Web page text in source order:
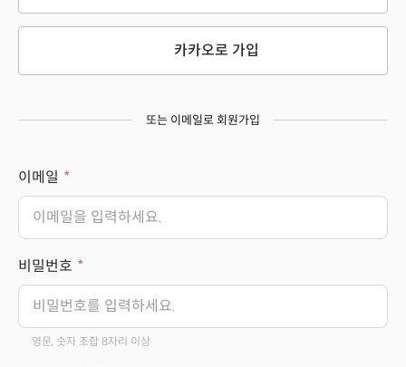
카카오로 가입
또는 이메일로 회원가입
이메일
비밀번호
영문, 숫자 조합 8자리 이상